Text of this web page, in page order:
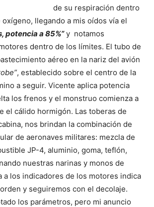
de su respiración dentro
oxígeno, llegando a mis oídos vía el
potencia a 85%”y notamos
dentro de los límites. El tubo de
aéreo en la nariz del avión
, establecido sobre el centro de la
a seguir. Vicente aplica potencia
los frenos y el monstruo comienza a
el cálido hormigón. Las toberas de
nos brindan la combinación de
de aeronaves militares: mezcla de
JP-4, aluminio, goma, teflón,
nuestras narinas y monos de
a los indicadores de los motores indica
y seguiremos con el decolaje.
los parámetros, pero mi anuncio